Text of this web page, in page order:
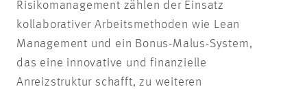
Risikomanagement zählen der Einsatz
kollaborativer Arbeitsmethoden wie Lean
Management und ein Bonus-Malus-System,
das eine innovative und finanzielle
Anreizstruktur schafft, zu weiteren